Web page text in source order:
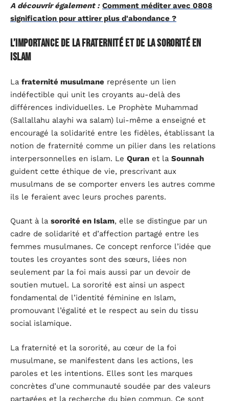
A découvrir également : Comment méditer avec 0808
signification pour attirer plus d'abondance ?
L’importance de la fraternité et de la sororité en
islam
La fraternité musulmane représente un lien
indéfectible qui unit les croyants au-delà des
différences individuelles. Le Prophète Muhammad
(Sallallahu alayhi wa salam) lui-même a enseigné et
encouragé la solidarité entre les fidèles, établissant la
notion de fraternité comme un pilier dans les relations
interpersonnelles en islam. Le Quran et la Sounnah
guident cette éthique de vie, prescrivant aux
musulmans de se comporter envers les autres comme
ils le feraient avec leurs proches parents.
Quant à la sororité en Islam, elle se distingue par un
cadre de solidarité et d’affection partagé entre les
femmes musulmanes. Ce concept renforce l’idée que
toutes les croyantes sont des sœurs, liées non
seulement par la foi mais aussi par un devoir de
soutien mutuel. La sororité est ainsi un aspect
fondamental de l’identité féminine en Islam,
promouvant l’égalité et le respect au sein du tissu
social islamique.
La fraternité et la sororité, au cœur de la foi
musulmane, se manifestent dans les actions, les
paroles et les intentions. Elles sont les marques
concrètes d’une communauté soudée par des valeurs
partagées et la recherche du bien commun. Ce sont